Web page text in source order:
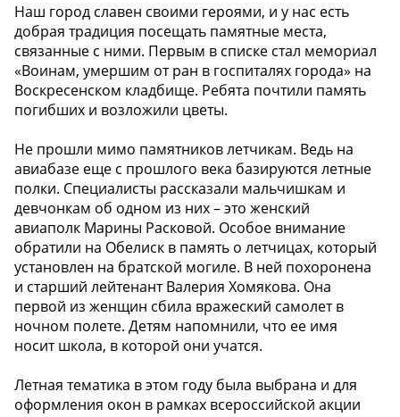
Наш город славен своими героями, и у нас есть
добрая традиция посещать памятные места,
связанные с ними. Первым в списке стал мемориал
«Воинам, умершим от ран в госпиталях города» на
Воскресенском кладбище. Ребята почтили память
погибших и возложили цветы.
️Не прошли мимо памятников летчикам. Ведь на
авиабазе еще с прошлого века базируются летные
полки. Специалисты рассказали мальчишкам и
девчонкам об одном из них – это женский
авиаполк Марины Расковой. Особое внимание
обратили на Обелиск в память о летчицах, который
установлен на братской могиле. В ней похоронена
и старший лейтенант Валерия Хомякова. Она
первой из женщин сбила вражеский самолет в
ночном полете. Детям напомнили, что ее имя
носит школа, в которой они учатся.
Летная тематика в этом году была выбрана и для
оформления окон в рамках всероссийской акции